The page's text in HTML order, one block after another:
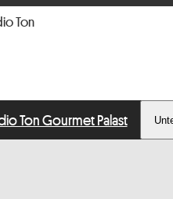
Ton Gourmet Palast